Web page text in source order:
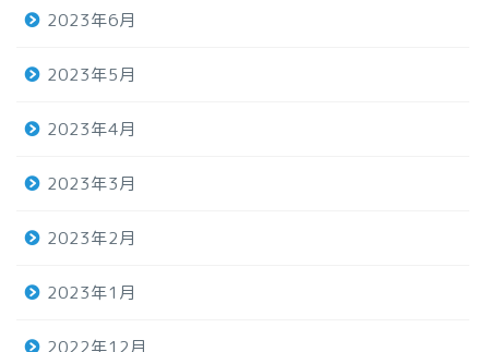
2023年6月
2023年5月
2023年4月
2023年3月
2023年2月
2023年1月
2022年12月